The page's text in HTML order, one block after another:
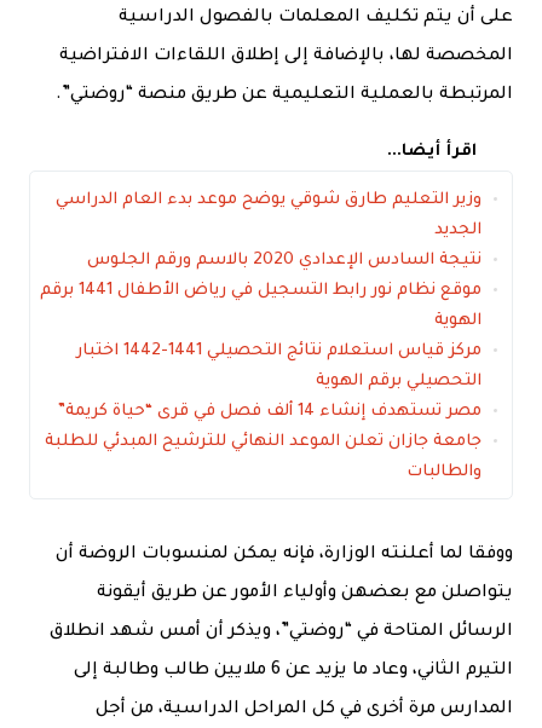
على أن يتم تكليف المعلمات بالفصول الدراسية
المخصصة لها، بالإضافة إلى إطلاق اللقاءات الافتراضية
المرتبطة بالعملية التعليمية عن طريق منصة “روضتي”.
اقرأ أيضا...
وزير التعليم طارق شوقي يوضح موعد بدء العام الدراسي
الجديد
نتيجة السادس الإعدادي 2020 بالاسم ورقم الجلوس
موقع نظام نور رابط التسجيل في رياض الأطفال 1441 برقم
الهوية
مركز قياس استعلام نتائج التحصيلي 1441-1442 اختبار
التحصيلي برقم الهوية
مصر تستهدف إنشاء 14 ألف فصل في قرى “حياة كريمة”
جامعة جازان تعلن الموعد النهائي للترشيح المبدئي للطلبة
والطالبات
ووفقا لما أعلنته الوزارة، فإنه يمكن لمنسوبات الروضة أن
يتواصلن مع بعضهن وأولياء الأمور عن طريق أيقونة
الرسائل المتاحة في “روضتي”، ويذكر أن أمس شهد انطلاق
التيرم الثاني، وعاد ما يزيد عن 6 ملايين طالب وطالبة إلى
المدارس مرة أخرى في كل المراحل الدراسية، من أجل